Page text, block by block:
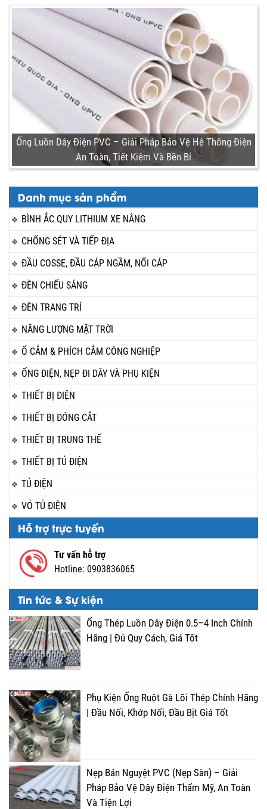
Danh mục sản phẩm
BÌNH ẮC QUY LITHIUM XE NÂNG
CHỐNG SÉT VÀ TIẾP ĐỊA
ĐẦU COSSE, ĐẦU CÁP NGẦM, NỐI CÁP
ĐÈN CHIẾU SÁNG
ĐÈN TRANG TRÍ
NĂNG LƯỢNG MẶT TRỜI
Ổ CẮM & PHÍCH CẮM CÔNG NGHIỆP
ỐNG ĐIỆN, NẸP ĐI DÂY VÀ PHỤ KIỆN
THIẾT BỊ ĐIỆN
THIẾT BỊ ĐÓNG CẮT
THIẾT BỊ TRUNG THẾ
THIẾT BỊ TỦ ĐIỆN
TỦ ĐIỆN
VỎ TỦ ĐIỆN
Hỗ trợ trực tuyến
Tư vấn hỗ trợ
Hotline: 0903836065
Tin tức & Sự kiện
Ống Thép Luồn Dây Điện 0.5–4 Inch Chính
Hãng | Đủ Quy Cách, Giá Tốt
Phụ Kiện Ống Ruột Gà Lõi Thép Chính Hãng
| Đầu Nối, Khớp Nối, Đầu Bịt Giá Tốt
Nẹp Bán Nguyệt PVC (Nẹp Sàn) – Giải
Pháp Bảo Vệ Dây Điện Thẩm Mỹ, An Toàn
Và Tiện Lợi
Ống Luồn Dây Điện PVC – Giải Pháp Bảo Vệ Hệ Thống Điện
An Toàn, Tiết Kiệm Và Bền Bỉ